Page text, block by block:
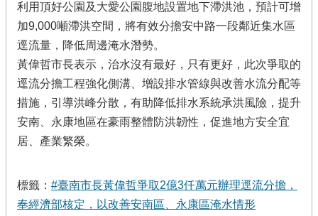
利用頂好公園及大愛公園腹地設置地下滯洪池，預計可增
加9,000噸滯洪空間，將有效分擔安中路一段鄰近集水區
逕流量，降低周邊淹水潛勢。
黃偉哲市長表示，治水沒有最好，只有更好，此次爭取的
逕流分擔工程強化側溝、增設排水管線與改善水流分配等
措施，引導洪峰分散，有助降低排水系統承洪風險，提升
安南、永康地區在豪雨整體防洪韌性，促進地方安全宜
居、產業繁榮。
標籤： #臺南市長黃偉哲爭取2億3仟萬元辦理逕流分擔，
奉經濟部核定，以改善安南區、永康區淹水情形